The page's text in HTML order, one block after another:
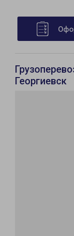
Георгиевск